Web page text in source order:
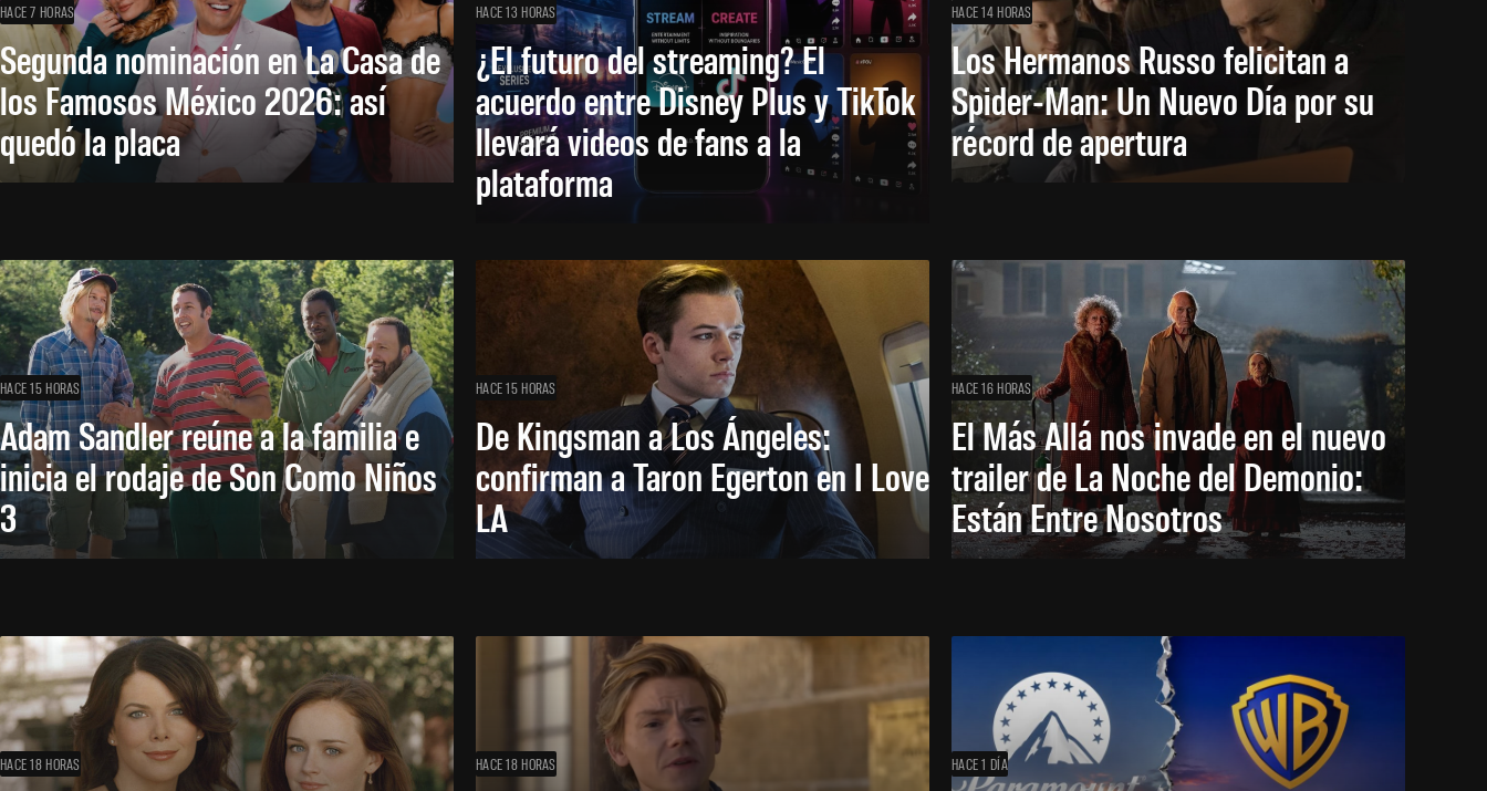
HACE 7 HORAS
Segunda nominación en La Casa de
los Famosos México 2026: así
quedó la placa
HACE 13 HORAS
¿El futuro del streaming? El
acuerdo entre Disney Plus y TikTok
llevará videos de fans a la
plataforma
HACE 14 HORAS
Los Hermanos Russo felicitan a
Spider-Man: Un Nuevo Día por su
récord de apertura
HACE 15 HORAS
Adam Sandler reúne a la familia e
inicia el rodaje de Son Como Niños
3
HACE 15 HORAS
De Kingsman a Los Ángeles:
confirman a Taron Egerton en I Love
LA
HACE 16 HORAS
El Más Allá nos invade en el nuevo
trailer de La Noche del Demonio:
Están Entre Nosotros
HACE 18 HORAS HACE 18 HORAS HACE 1 DÍA